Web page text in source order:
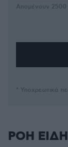
Απομένουν 2500
* Υποχρεωτικά
ΡΟΗ